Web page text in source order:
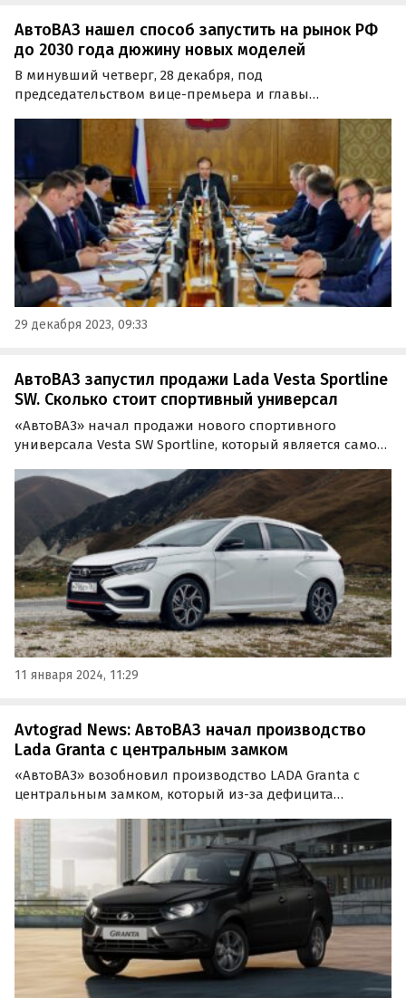
АвтоВАЗ нашел способ запустить на рынок РФ
до 2030 года дюжину новых моделей
В минувший четверг, 28 декабря, под
председательством вице-премьера и главы
заседание Совета директоров «АвтоВАЗа».
29 декабря 2023, 09:33
АвтоВАЗ запустил продажи Lada Vesta Sportline
SW. Сколько стоит спортивный универсал
«АвтоВАЗ» начал продажи нового спортивного
универсала Vesta SW Sportline, который является самой
автомобиль является первым в линейке LADA, который
сочетает в себе практичный семейный кузов, мощный…
11 января 2024, 11:29
Avtograd News: АвтоВАЗ начал производство
Lada Granta с центральным замком
«АвтоВАЗ» возобновил производство LADA Granta с
центральным замком, который из-за дефицита
2023 года.